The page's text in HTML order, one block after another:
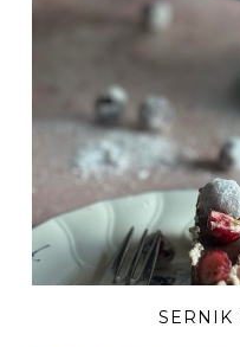
SERNIK